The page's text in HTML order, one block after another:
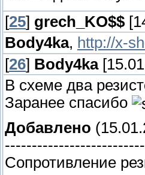
[25] grech_KO$$
Body4ka, http://x-
[26] Body4ka
В схеме два
Заранее спасибо
Добавлено
Сопротивление